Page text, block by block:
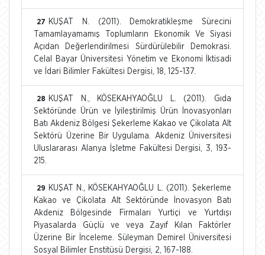
27
KUŞAT N. (2011). Demokratikleşme Sürecini
Tamamlayamamış Toplumların Ekonomik Ve Siyasi
Açıdan Değerlendirilmesi Sürdürülebilir Demokrasi.
Celal Bayar Üniversitesi Yönetim ve Ekonomi İktisadi
ve İdari Bilimler Fakültesi Dergisi, 18, 125-137.
28
KUŞAT N., KÖSEKAHYAOĞLU L. (2011). Gıda
Sektöründe Ürün ve İyileştirilmiş Ürün İnovasyonları
Batı Akdeniz Bölgesi Şekerleme Kakao ve Çikolata Alt
Sektörü Üzerine Bir Uygulama. Akdeniz Üniversitesi
Uluslararası Alanya İşletme Fakültesi Dergisi, 3, 193-
215.
29
KUŞAT N., KÖSEKAHYAOĞLU L. (2011). Şekerleme
Kakao ve Çikolata Alt Sektöründe İnovasyon Batı
Akdeniz Bölgesinde Firmaları Yurtiçi ve Yurtdışı
Piyasalarda Güçlü ve veya Zayıf Kılan Faktörler
Üzerine Bir İnceleme. Süleyman Demirel Üniversitesi
Sosyal Bilimler Enstitüsü Dergisi, 2, 167-188.